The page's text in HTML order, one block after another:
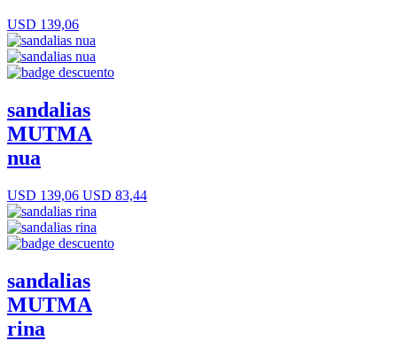
USD 139,06
sandalias
MUTMA
nua
USD 139,06 USD 83,44
sandalias
MUTMA
rina